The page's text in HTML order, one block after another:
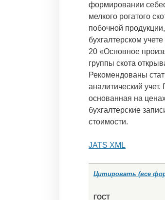
формировании
мелкого рогатого
побочной
бухгалтерском
20 «Основное
группы скота
Рекомендованы
аналитический
основанная на
бухгалтерские
стоимости.
JATS XML
Цитировать (все
ГОСТ